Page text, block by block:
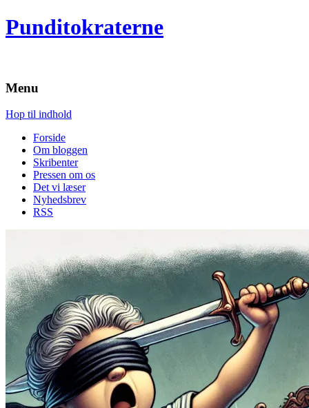
Punditokraterne
Menu
Hop til indhold
Forside
Om bloggen
Skribenter
Pressen om os
Det vi læser
Nyhedsbrev
RSS